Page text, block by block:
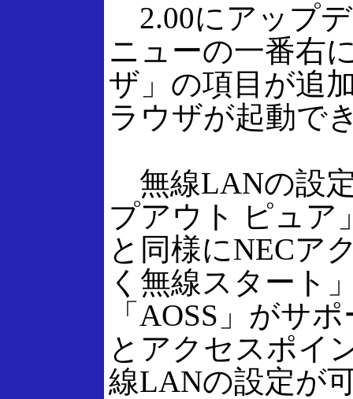
2.00にアップ
ニューの一番右
ザ」の項目が追
ラウザが起動で
無線LANの設
プアウト ピュア
と同様にNECア
く無線スタート
「AOSS」がサ
とアクセスポイ
線LANの設定が